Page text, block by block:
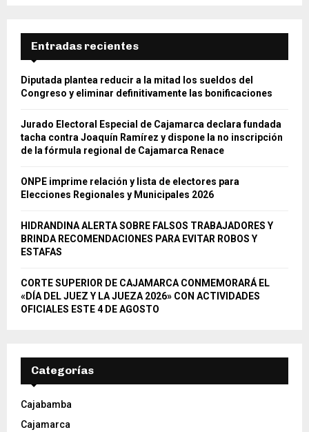
f
r
E
A
R
H
Entradas recientes
Diputada plantea reducir a la mitad los sueldos del
Congreso y eliminar definitivamente las bonificaciones
Jurado Electoral Especial de Cajamarca declara fundada
tacha contra Joaquín Ramírez y dispone la no inscripción
de la fórmula regional de Cajamarca Renace
ONPE imprime relación y lista de electores para
Elecciones Regionales y Municipales 2026
HIDRANDINA ALERTA SOBRE FALSOS TRABAJADORES Y
BRINDA RECOMENDACIONES PARA EVITAR ROBOS Y
ESTAFAS
CORTE SUPERIOR DE CAJAMARCA CONMEMORARÁ EL
«DÍA DEL JUEZ Y LA JUEZA 2026» CON ACTIVIDADES
OFICIALES ESTE 4 DE AGOSTO
Categorías
Cajabamba
Cajamarca